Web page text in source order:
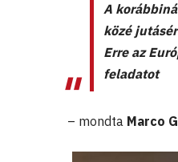
A
közé
Erre az
feladatot
– mondta Marco